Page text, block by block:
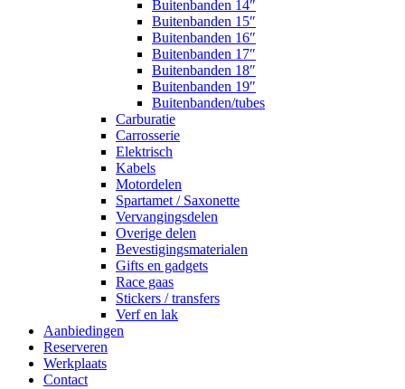
Buitenbanden 14″
Buitenbanden 15″
Buitenbanden 16″
Buitenbanden 17″
Buitenbanden 18″
Buitenbanden 19″
Buitenbanden/tubes
Carburatie
Carrosserie
Elektrisch
Kabels
Motordelen
Spartamet / Saxonette
Vervangingsdelen
Overige delen
Bevestigingsmaterialen
Gifts en gadgets
Race gaas
Stickers / transfers
Verf en lak
Aanbiedingen
Reserveren
Werkplaats
Contact